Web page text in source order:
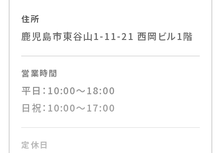
住所
鹿児島市東谷山1-11-21 西岡ビル1階
営業時間
平日：10:00～18:00
日祝：10:00～17:00
定休日